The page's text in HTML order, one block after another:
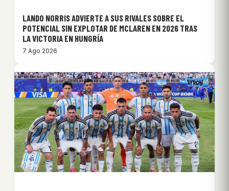
LANDO NORRIS ADVIERTE A SUS RIVALES SOBRE EL
POTENCIAL SIN EXPLOTAR DE MCLAREN EN 2026 TRAS
LA VICTORIA EN HUNGRÍA
7 Ago 2026